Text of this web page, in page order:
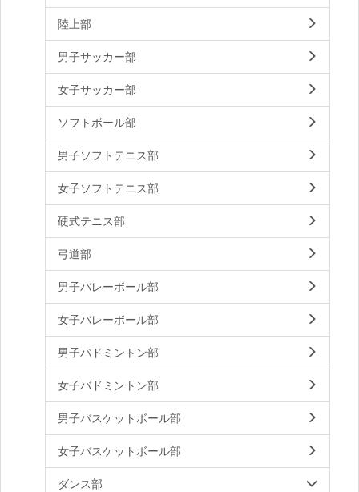
陸上部
男子サッカー部
女子サッカー部
ソフトボール部
男子ソフトテニス部
女子ソフトテニス部
硬式テニス部
弓道部
男子バレーボール部
女子バレーボール部
男子バドミントン部
女子バドミントン部
男子バスケットボール部
女子バスケットボール部
ダンス部